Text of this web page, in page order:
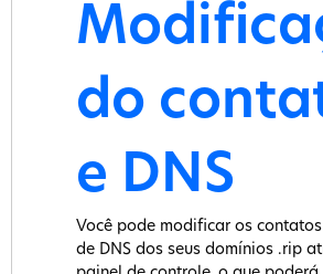
do
e DNS
Você pode modificar os
de DNS dos seus domínios .rip